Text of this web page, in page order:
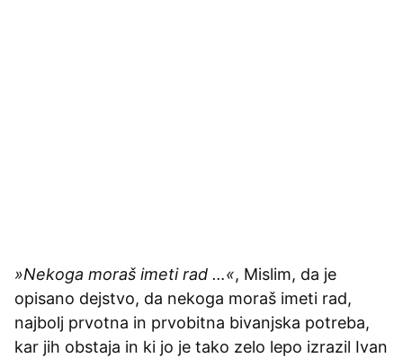
»Nekoga moraš imeti rad …«, Mislim, da je
opisano dejstvo, da nekoga moraš imeti rad,
najbolj prvotna in prvobitna bivanjska potreba,
kar jih obstaja in ki jo je tako zelo lepo izrazil Ivan